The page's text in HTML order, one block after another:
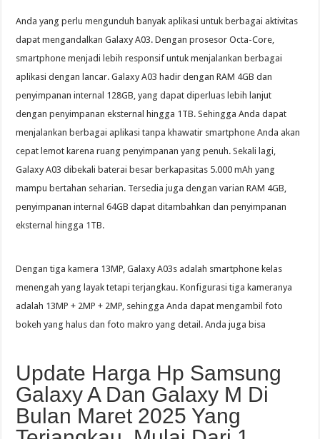
Anda yang perlu mengunduh banyak aplikasi untuk berbagai aktivitas
dapat mengandalkan Galaxy A03. Dengan prosesor Octa-Core,
smartphone menjadi lebih responsif untuk menjalankan berbagai
aplikasi dengan lancar. Galaxy A03 hadir dengan RAM 4GB dan
penyimpanan internal 128GB, yang dapat diperluas lebih lanjut
dengan penyimpanan eksternal hingga 1TB. Sehingga Anda dapat
menjalankan berbagai aplikasi tanpa khawatir smartphone Anda akan
cepat lemot karena ruang penyimpanan yang penuh. Sekali lagi,
Galaxy A03 dibekali baterai besar berkapasitas 5.000 mAh yang
mampu bertahan seharian. Tersedia juga dengan varian RAM 4GB,
penyimpanan internal 64GB dapat ditambahkan dan penyimpanan
eksternal hingga 1TB.
Dengan tiga kamera 13MP, Galaxy A03s adalah smartphone kelas
menengah yang layak tetapi terjangkau. Konfigurasi tiga kameranya
adalah 13MP + 2MP + 2MP, sehingga Anda dapat mengambil foto
bokeh yang halus dan foto makro yang detail. Anda juga bisa
Update Harga Hp Samsung
Galaxy A Dan Galaxy M Di
Bulan Maret 2025 Yang